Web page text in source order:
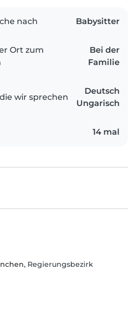
nach Babysitter
Ort zum
Bei der
Familie
wir sprechen
Deutsch
Ungarisch
14 mal
, Regierungsbezirk